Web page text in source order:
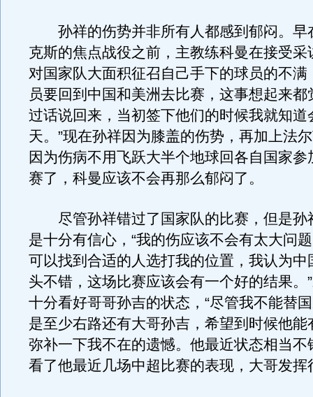
孙祥的伤势并非所有人都感到郁闷。早
克斯的焦点战役之前，主教练科曼在接受采
对国家队大面积征召自己手下的球员的不满
员要回到中国和美洲去比赛，这事想起来都
过话说回来，当初签下他们的时候我就知道
天。”现在孙祥因为膝盖的伤势，再加上法
因为伤病不用飞跃大半个地球回各自国家参
赛了，科曼应该不会再那么郁闷了。
尽管孙祥错过了国家队的比赛，但是孙
是十分有信心，“我的伤应该不会有太大问
可以找到合适的人选打我的位置，我认为中
头不错，这场比赛应该会有一个好的结果。
十分看好哥哥孙吉的状态，“尽管我不能替
是至少右路还有大哥孙吉，希望到时候他能
弥补一下我不在的遗憾。他最近状态相当不
看了他最近几场中超比赛的表现，大哥发挥